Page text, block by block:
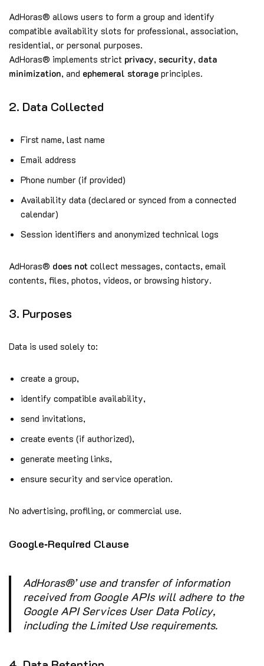
AdHoras® allows users to form a group and identify
compatible availability slots for professional, association,
residential, or personal purposes.
AdHoras® implements strict privacy, security, data
minimization, and ephemeral storage principles.
2. Data Collected
First name, last name
Email address
Phone number (if provided)
Availability data (declared or synced from a connected
calendar)
Session identifiers and anonymized technical logs
AdHoras® does not collect messages, contacts, email
contents, files, photos, videos, or browsing history.
3. Purposes
Data is used solely to:
create a group,
identify compatible availability,
send invitations,
create events (if authorized),
generate meeting links,
ensure security and service operation.
No advertising, profiling, or commercial use.
Google‑Required Clause
AdHoras®’ use and transfer of information
received from Google APIs will adhere to the
Google API Services User Data Policy,
including the Limited Use requirements.